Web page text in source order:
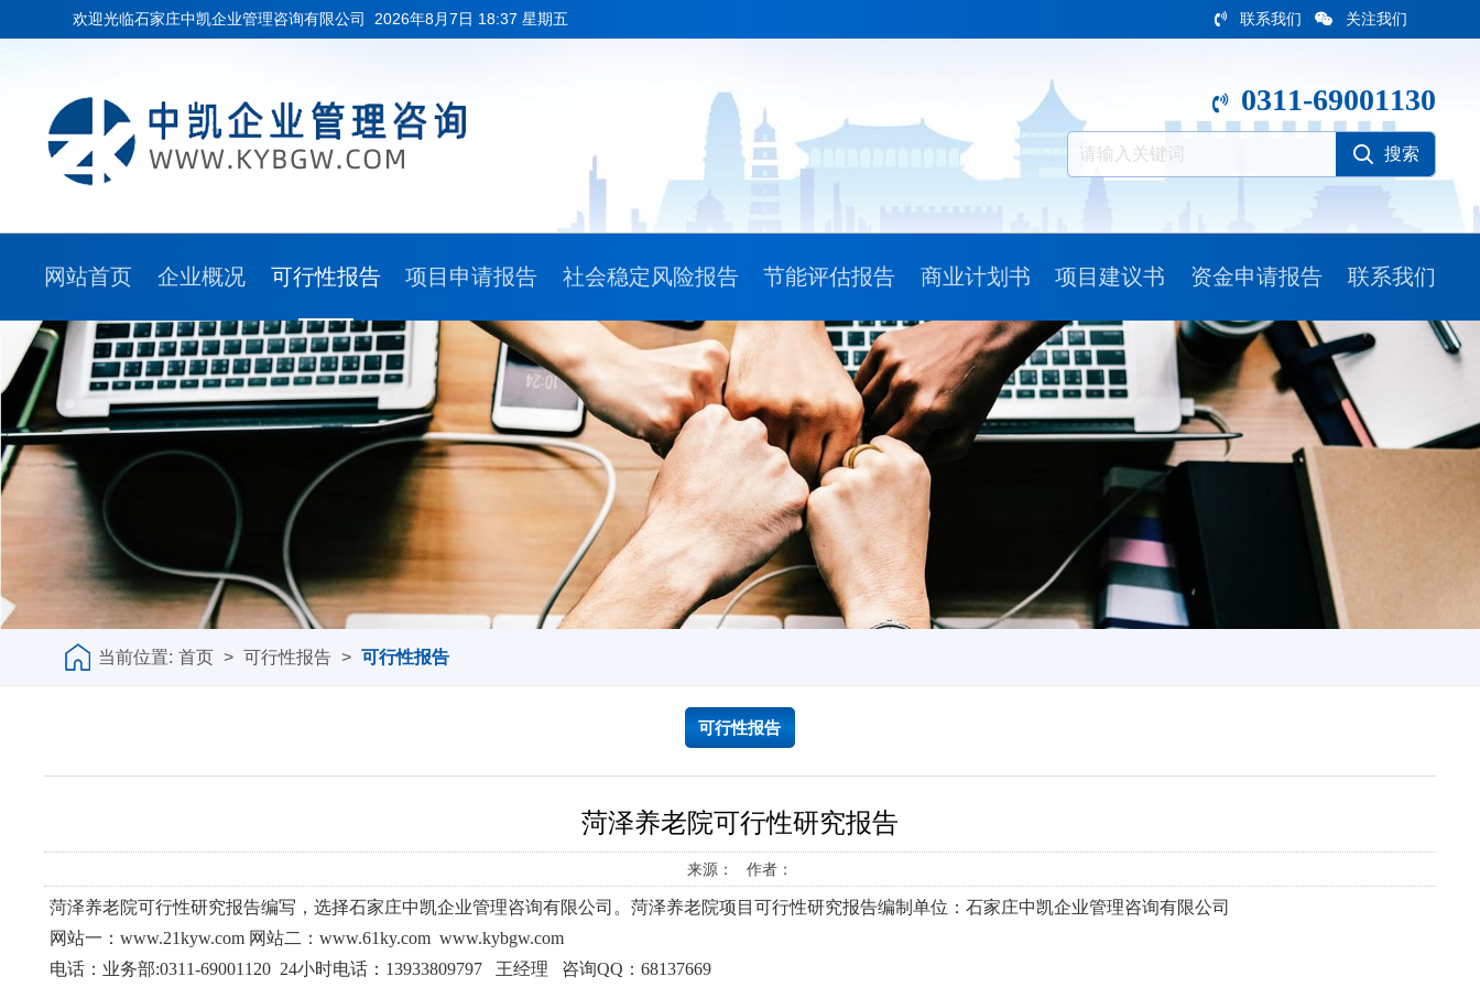
欢迎光临石家庄中凯企业管理咨询有限公司 2026年8月7日 18:37 星期五 联系我们 关注我们
0311-69001130
网站首页 企业概况 可行性报告 项目申请报告 社会稳定风险报告 节能评估报告 商业计划书 项目建议书 资金申请报告 联系我们
当前位置: 首页 > 可行性报告 > 可行性报告
可行性报告
菏泽养老院可行性研究报告
来源： 作者：
菏泽养老院可行性研究报告编写，选择石家庄中凯企业管理咨询有限公司。菏泽养老院项目可行性研究报告编制单位：石家庄中凯企业管理咨询有限公司
网站一：www.21kyw.com 网站二：www.61ky.com www.kybgw.com
电话：业务部:0311-69001120 24小时电话：13933809797 王经理 咨询QQ：68137669